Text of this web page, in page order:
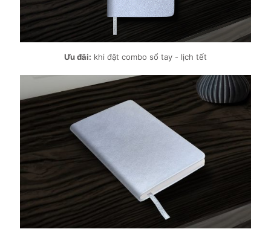
Ưu đãi: khi đặt combo sổ tay - lịch tết